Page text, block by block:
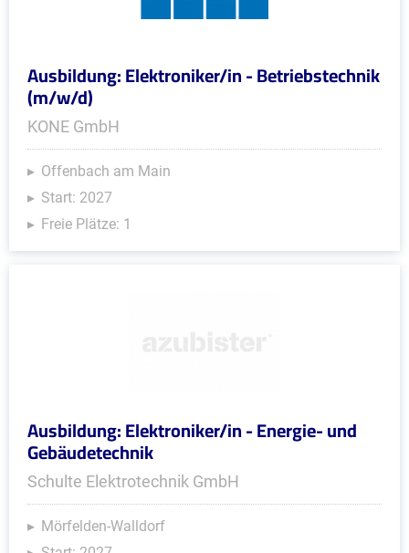
Ausbildung: Elektroniker/in - Betriebstechnik
(m/w/d)
KONE GmbH
Offenbach am Main
Start: 2027
Freie Plätze: 1
Ausbildung: Elektroniker/in - Energie- und
Gebäudetechnik
Schulte Elektrotechnik GmbH
Mörfelden-Walldorf